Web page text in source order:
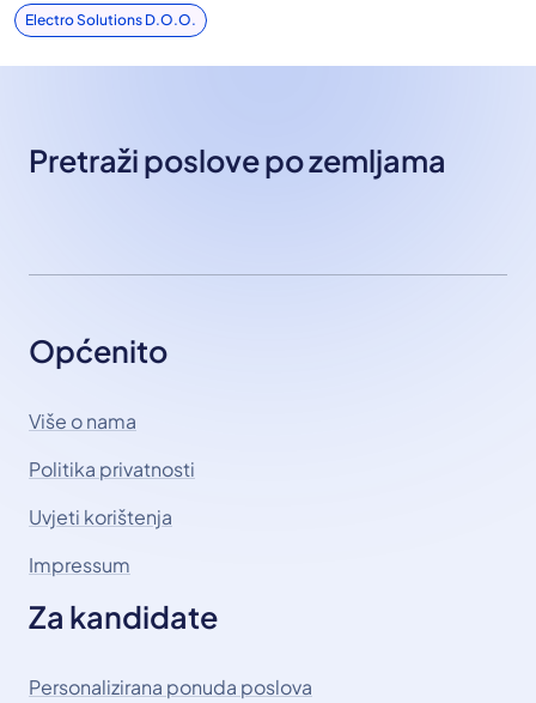
Electro Solutions D.o.o.
Pretraži poslove po zemljama
Općenito
Više o nama
Politika privatnosti
Uvjeti korištenja
Impressum
Za kandidate
Personalizirana ponuda poslova